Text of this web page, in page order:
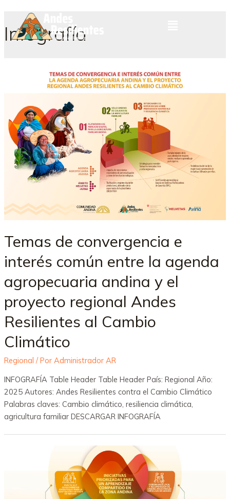
Infografía
Temas de convergencia e
interés común entre la agenda
agropecuaria andina y el
proyecto regional Andes
Resilientes al Cambio
Climático
Regional / Por Administrador AR
INFOGRAFÍA Table Header Table Header País: Regional Año:
2025 Autores: Andes Resilientes contra el Cambio Climático
Palabras claves: Cambio climático, resiliencia climática,
agricultura familiar DESCARGAR INFOGRAFÍA